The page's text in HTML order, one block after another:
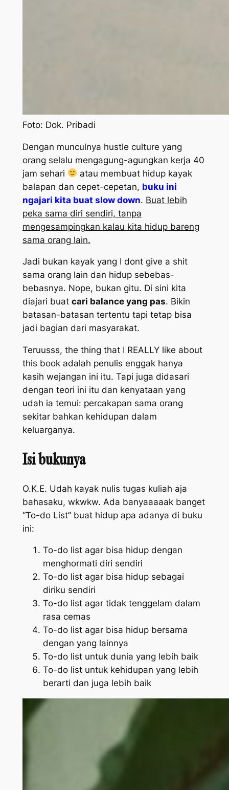
Foto: Dok. Pribadi
Dengan munculnya hustle culture yang
orang selalu mengagung-agungkan kerja 40
jam sehari
atau membuat hidup kayak
balapan dan cepet-cepetan, buku ini
ngajari kita buat slow down. Buat lebih
peka sama diri sendiri, tanpa
mengesampingkan kalau kita hidup bareng
sama orang lain.
Jadi bukan kayak yang I dont give a shit
sama orang lain dan hidup sebebas-
bebasnya. Nope, bukan gitu. Di sini kita
diajari buat cari balanceyang pas. Bikin
batasan-batasan tertentu tapi tetap bisa
jadi bagian dari masyarakat.
Teruusss, the thing that I REALLY like about
this bookadalah penulis enggak hanya
kasih wejangan ini itu. Tapi juga didasari
dengan teori ini itu dan kenyataan yang
udah ia temui: percakapan sama orang
sekitar bahkan kehidupan dalam
keluarganya.
Isi bukunya
O.K.E. Udah kayak nulis tugas kuliah aja
bahasaku, wkwkw. Ada banyaaaaak banget
“To-do List” buat hidup apa adanya di buku
ini:
To-do list agar bisa hidup dengan
menghormati diri sendiri
To-do list agar bisa hidup sebagai
diriku sendiri
To-do list agar tidak tenggelam dalam
rasa cemas
To-do list agar bisa hidup bersama
dengan yang lainnya
To-do list untuk dunia yang lebih baik
To-do list untuk kehidupan yang lebih
berarti dan juga lebih baik